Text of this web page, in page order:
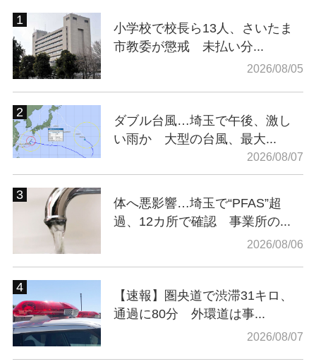
小学校で校長ら13人、さいたま
市教委が懲戒 未払い分...
2026/08/05
ダブル台風…埼玉で午後、激し
い雨か 大型の台風、最大...
2026/08/07
体へ悪影響…埼玉で“PFAS”超
過、12カ所で確認 事業所の...
2026/08/06
【速報】圏央道で渋滞31キロ、
通過に80分 外環道は事...
2026/08/07